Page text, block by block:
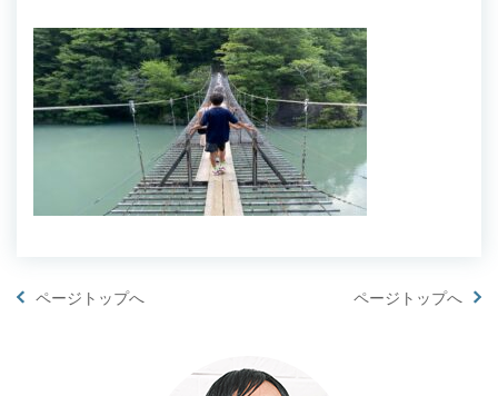
ページトップへ ページトップへ